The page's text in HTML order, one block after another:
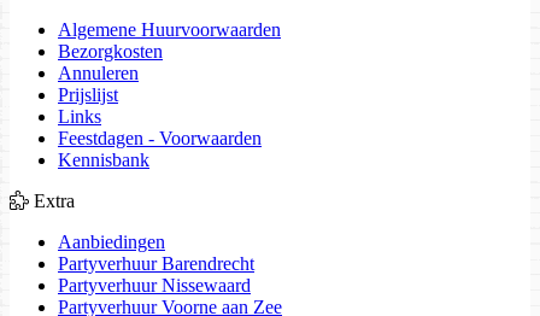
Algemene Huurvoorwaarden
Bezorgkosten
Annuleren
Prijslijst
Links
Feestdagen - Voorwaarden
Kennisbank
Extra
Aanbiedingen
Partyverhuur Barendrecht
Partyverhuur Nissewaard
Partyverhuur Voorne aan Zee